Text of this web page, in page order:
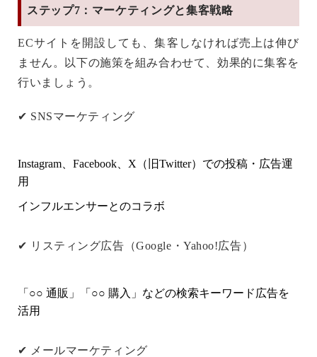
ステップ7：マーケティングと集客戦略
ECサイトを開設しても、集客しなければ売上は伸び
ません。以下の施策を組み合わせて、効果的に集客を
行いましょう。
✔ SNSマーケティング
Instagram、Facebook、X（旧Twitter）での投稿・広告運
用
インフルエンサーとのコラボ
✔ リスティング広告（Google・Yahoo!広告）
「○○ 通販」「○○ 購入」などの検索キーワード広告を
活用
✔ メールマーケティング